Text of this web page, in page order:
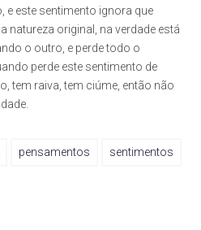
e este sentimento ignora que
natureza original, na verdade está
o outro, e perde todo o
perde este sentimento de
tem raiva, tem ciúme, então não
pensamentos sentimentos